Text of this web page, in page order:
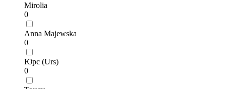
Mirolia
0
Anna Majewska
0
Юрс (Urs)
0